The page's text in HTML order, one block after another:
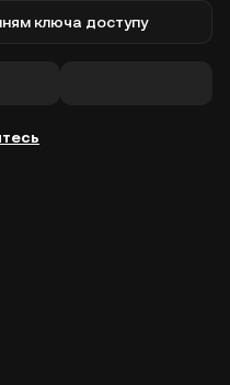
ключа доступу